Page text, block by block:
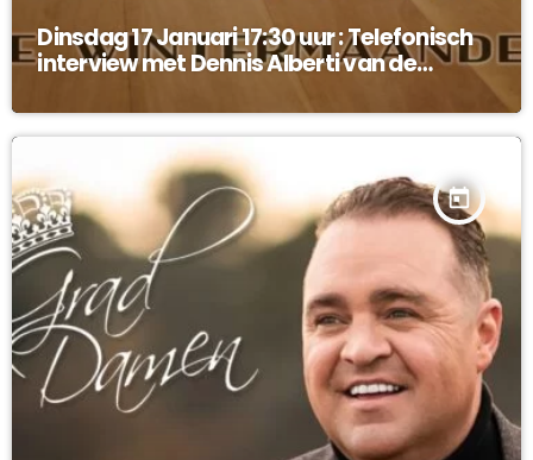
Dinsdag 17 Januari 17:30 uur : Telefonisch
interview met Dennis Alberti van de
today